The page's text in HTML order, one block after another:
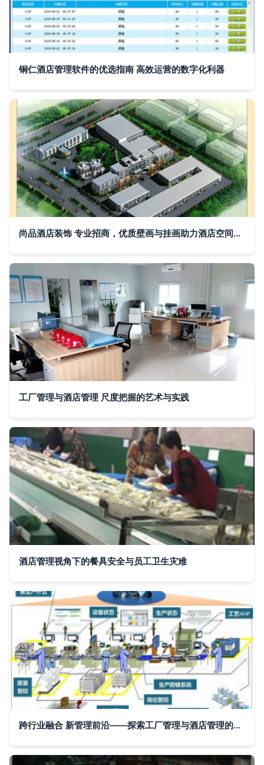
铜仁酒店管理软件的优选指南 高效运营的数字化利器
尚品酒店装饰 专业招商，优质壁画与挂画助力酒店空间升级
工厂管理与酒店管理 尺度把握的艺术与实践
酒店管理视角下的餐具安全与员工卫生灾难
跨行业融合 新管理前沿——探索工厂管理与酒店管理的交响乐章